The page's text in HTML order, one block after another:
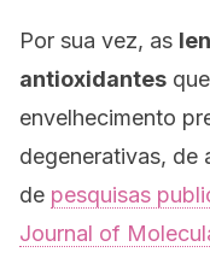
Por sua vez, as
antioxidantes
envelhecimento
degenerativas, de
de pesquisas
Journal of